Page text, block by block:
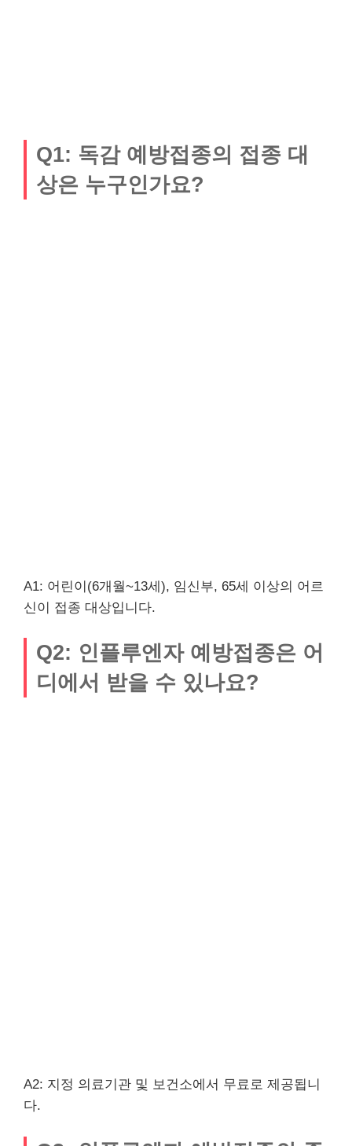
Q1: 독감 예방접종의 접종 대
상은 누구인가요?
A1: 어린이(6개월~13세), 임신부, 65세 이상의 어르
신이 접종 대상입니다.
Q2: 인플루엔자 예방접종은 어
디에서 받을 수 있나요?
A2: 지정 의료기관 및 보건소에서 무료로 제공됩니
다.